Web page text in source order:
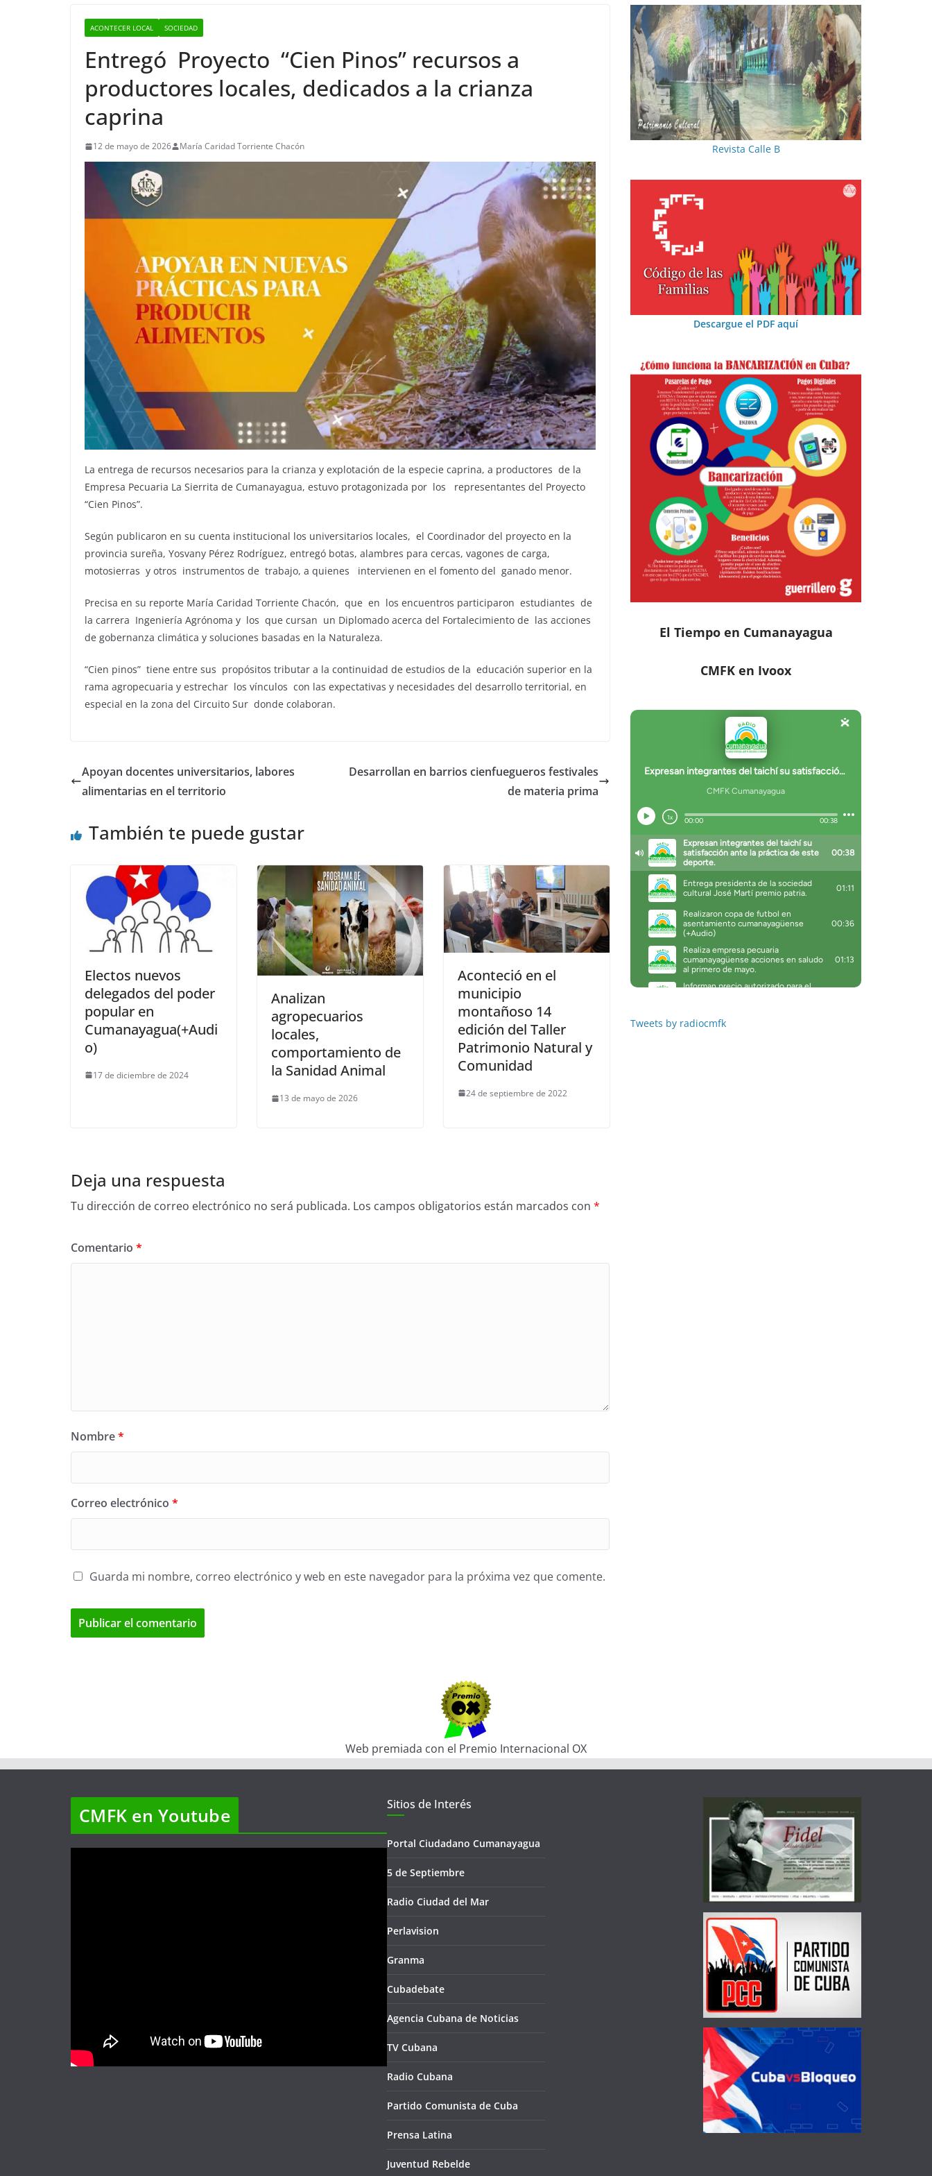
ACONTECER LOCAL SOCIEDAD
Entregó Proyecto “Cien Pinos” recursos a
productores locales, dedicados a la crianza
caprina
12 de mayo de 2026 María Caridad Torriente Chacón
La entrega de recursos necesarios para la crianza y explotación de la especie caprina, a productores de la
Empresa Pecuaria La Sierrita de Cumanayagua, estuvo protagonizada por los representantes del Proyecto
“Cien Pinos”.
Según publicaron en su cuenta institucional los universitarios locales, el Coordinador del proyecto en la
provincia sureña, Yosvany Pérez Rodríguez, entregó botas, alambres para cercas, vagones de carga,
motosierras y otros instrumentos de trabajo, a quienes intervienen en el fomento del ganado menor.
Precisa en su reporte María Caridad Torriente Chacón, que en los encuentros participaron estudiantes de
la carrera Ingeniería Agrónoma y los que cursan un Diplomado acerca del Fortalecimiento de las acciones
de gobernanza climática y soluciones basadas en la Naturaleza.
“Cien pinos” tiene entre sus propósitos tributar a la continuidad de estudios de la educación superior en la
rama agropecuaria y estrechar los vínculos con las expectativas y necesidades del desarrollo territorial, en
especial en la zona del Circuito Sur donde colaboran.
Apoyan docentes universitarios, labores
alimentarias en el territorio
Desarrollan en barrios cienfuegueros festivales
de materia prima
También te puede gustar
Electos nuevos
delegados del poder
popular en
Cumanayagua(+Audi
o)
17 de diciembre de 2024
Analizan
agropecuarios
locales,
comportamiento de
la Sanidad Animal
13 de mayo de 2026
Aconteció en el
municipio
montañoso 14
edición del Taller
Patrimonio Natural y
Comunidad
24 de septiembre de 2022
Deja una respuesta
Tu dirección de correo electrónico no será publicada. Los campos obligatorios están marcados con *
Comentario *
Nombre*
Correo electrónico *
Guarda mi nombre, correo electrónico y web en este navegador para la próxima vez que comente.
Revista Calle B
Descargue el PDF aquí
El Tiempo en Cumanayagua
CMFK en Ivoox
Tweets by radiocmfk
Web premiada con el Premio Internacional OX
CMFK en Youtube Sitios de Interés
Portal Ciudadano Cumanayagua
5 de Septiembre
Radio Ciudad del Mar
Perlavision
Granma
Cubadebate
Agencia Cubana de Noticias
TV Cubana
Radio Cubana
Partido Comunista de Cuba
Prensa Latina
Juventud Rebelde